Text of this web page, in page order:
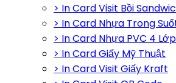
> In Card Visit Bồi
> In Card Nhựa Trong
> In Card Nhựa PVC 4 Lớp
> In Card Giấy Mỹ Thuật
> In Card Visit Giấy Kraft